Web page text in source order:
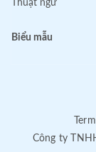
Thuật ngữ
Biểu mẫu
Công ty